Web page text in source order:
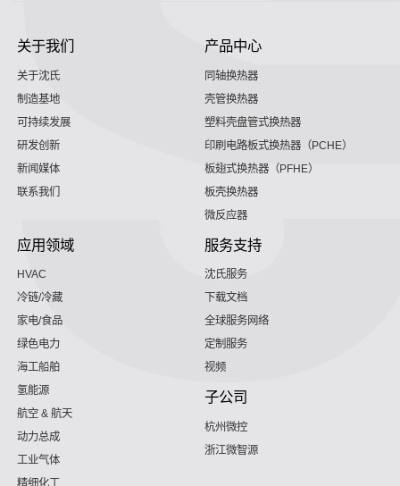
关于我们
关于沈氏
制造基地
可持续发展
研发创新
新闻媒体
联系我们
产品中心
同轴换热器
壳管换热器
塑料壳盘管式换热器
印刷电路板式换热器（PCHE）
板翅式换热器（PFHE）
板壳换热器
微反应器
应用领域
HVAC
冷链/冷藏
家电/食品
绿色电力
海工船舶
氢能源
航空 & 航天
动力总成
工业气体
服务支持
沈氏服务
下载文档
全球服务网络
定制服务
视频
子公司
杭州微控
浙江微智源